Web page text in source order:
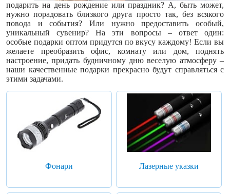
подарить на день рождение или праздник? А, быть может,
нужно порадовать близкого друга просто так, без всякого
повода и события? Или нужно предоставить особый,
уникальный сувенир? На эти вопросы – ответ один:
особые подарки оптом придутся по вкусу каждому! Если вы
желаете преобразить офис, комнату или дом, поднять
настроение, придать будничному дню веселую атмосферу –
наши качественные подарки прекрасно будут справляться с
этими задачами.
Фонари Лазерные указки